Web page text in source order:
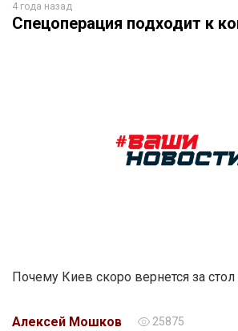
4 года назад
Спецоперация подходит к
Почему Киев скоро вернется за
Алексей Мошков 25875